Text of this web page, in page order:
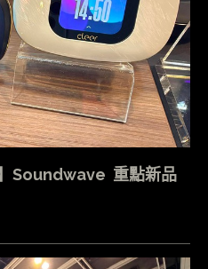
Soundwave 重點新品